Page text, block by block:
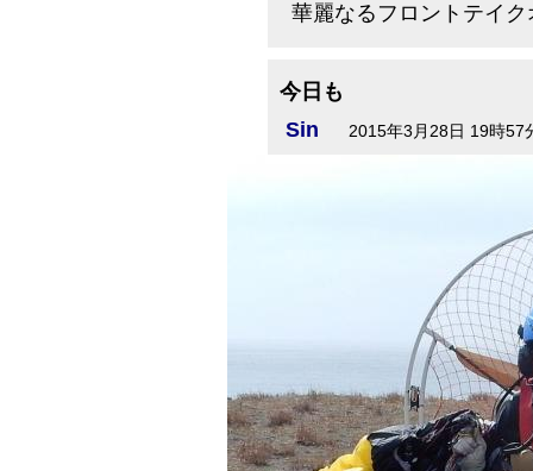
華麗なるフロントテイク
今日も
Sin
2015年3月28日 19時57